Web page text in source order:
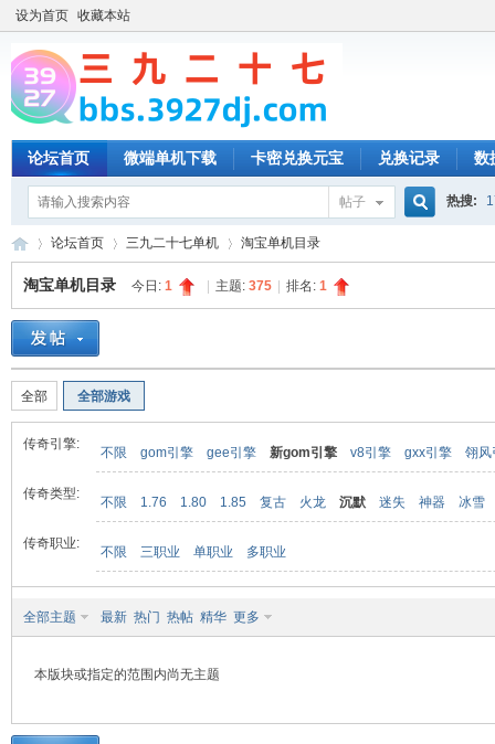
设为首页 收藏本站
论坛首页 微端单机下载 卡密兑换元宝 兑换记录 数
帖子 热搜:
»
论坛首页 三九二十七单机 淘宝单机目录
淘宝单机目录 今日: 1 主题: 375 排名: 1
全部 全部游戏
传奇引擎:
不限 gom引擎 gee引擎 新gom引擎 v8引擎 gxx引擎 翎风
传奇类型:
不限 1.76 1.80 1.85 复古 火龙 沉默 迷失 神器 冰雪
传奇职业:
不限 三职业 单职业 多职业
全部主题 最新 热门 热帖 精华 更多
本版块或指定的范围内尚无主题